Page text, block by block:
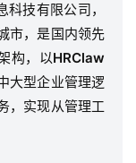
技有限公司，
市，是国内领先
构，以HRClaw
大型企业管理逻
，实现从管理工